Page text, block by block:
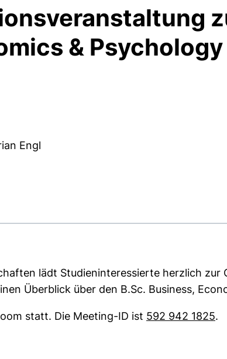
& Psychology
Engl
lädt Studieninteressierte herzlich zur
Überblick über den B.Sc. Business,
statt. Die Meeting-ID ist 592 942 1825.